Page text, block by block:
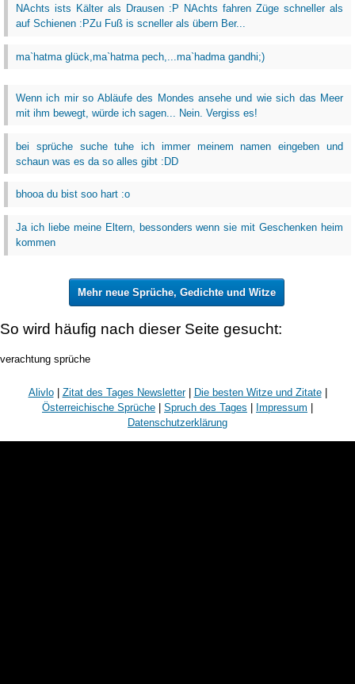
NAchts ists Kälter als Drausen :P NAchts fahren Züge schneller als
auf Schienen :PZu Fuß is scneller als übern Ber...
ma`hatma glück,ma`hatma pech,...ma`hadma gandhi;)
Wenn ich mir so Abläufe des Mondes ansehe und wie sich das Meer
mit ihm bewegt, würde ich sagen... Nein. Vergiss es!
bei sprüche suche tuhe ich immer meinem namen eingeben und
schaun was es da so alles gibt :DD
bhooa du bist soo hart :o
Ja ich liebe meine Eltern, bessonders wenn sie mit Geschenken heim
kommen
Mehr neue Sprüche, Gedichte und Witze
So wird häufig nach dieser Seite gesucht:
verachtung sprüche
Alivlo| Zitat des Tages Newsletter| Die besten Witze und Zitate|
Österreichische Sprüche
Spruch des Tages Impressum
Datenschutzerklärung